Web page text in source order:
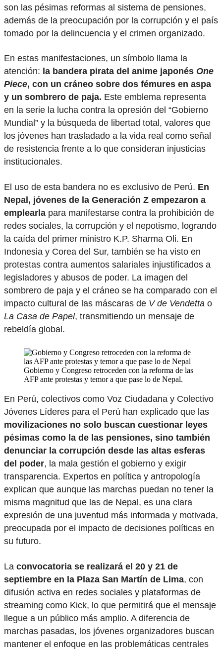
son las pésimas reformas al sistema de pensiones,
además de la preocupación por la corrupción y el país
tomado por la delincuencia y el crimen organizado.
En estas manifestaciones, un símbolo llama la
atención: la bandera pirata del anime japonés One
Piece, con un cráneo sobre dos fémures en aspa
y un sombrero de paja. Este emblema representa
en la serie la lucha contra la opresión del “Gobierno
Mundial” y la búsqueda de libertad total, valores que
los jóvenes han trasladado a la vida real como señal
de resistencia frente a lo que consideran injusticias
institucionales.
El uso de esta bandera no es exclusivo de Perú. En
Nepal, jóvenes de la Generación Z empezaron a
emplearla para manifestarse contra la prohibición de
redes sociales, la corrupción y el nepotismo, logrando
la caída del primer ministro K.P. Sharma Oli. En
Indonesia y Corea del Sur, también se ha visto en
protestas contra aumentos salariales injustificados a
legisladores y abusos de poder. La imagen del
sombrero de paja y el cráneo se ha comparado con el
impacto cultural de las máscaras de V de Vendetta o
La Casa de Papel, transmitiendo un mensaje de
rebeldía global.
Gobierno y Congreso retroceden con la reforma de las
AFP ante protestas y temor a que pase lo de Nepal.
En Perú, colectivos como Voz Ciudadana y Colectivo
Jóvenes Líderes para el Perú han explicado que las
movilizaciones no solo buscan cuestionar leyes
pésimas como la de las pensiones, sino también
denunciar la corrupción desde las altas esferas
del poder, la mala gestión el gobierno y exigir
transparencia. Expertos en política y antropología
explican que aunque las marchas puedan no tener la
misma magnitud que las de Nepal, es una clara
expresión de una juventud más informada y motivada,
preocupada por el impacto de decisiones políticas en
su futuro.
La convocatoria se realizará el 20 y 21 de
septiembre en la Plaza San Martín de Lima, con
difusión activa en redes sociales y plataformas de
streaming como Kick, lo que permitirá que el mensaje
llegue a un público más amplio. A diferencia de
marchas pasadas, los jóvenes organizadores buscan
mantener el enfoque en las problemáticas centrales